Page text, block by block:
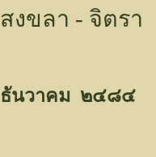
สงขลา - จิตรา
ธันวาคม ๒๔๘๔